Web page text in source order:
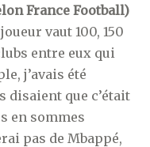
France Football)
vaut 100, 150
entre eux qui
j’avais été
disaient que c’était
en sommes
pas de Mbappé,